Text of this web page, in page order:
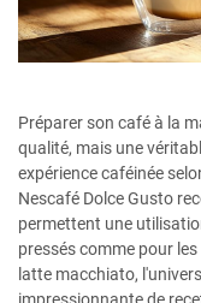
Préparer son café à la
qualité, mais une
expérience caféinée
Nescafé Dolce Gusto
permettent une
pressés comme pour
latte macchiato,